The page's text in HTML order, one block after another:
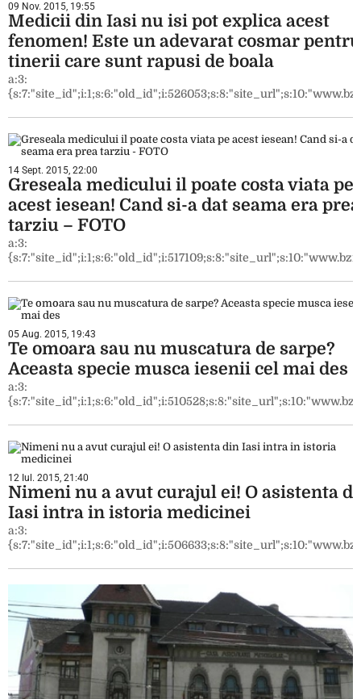
09 Nov. 2015, 19:55
Medicii din Iasi nu isi pot explica acest
fenomen! Este un adevarat cosmar pentru
tinerii care sunt rapusi de boala
a:3:
14 Sept. 2015, 22:00
Greseala medicului il poate costa viata pe
acest iesean! Cand si-a dat seama era prea
tarziu – FOTO
a:3:
05 Aug. 2015, 19:43
Te omoara sau nu muscatura de sarpe?
Aceasta specie musca iesenii cel mai des
a:3:
12 Iul. 2015, 21:40
Nimeni nu a avut curajul ei! O asistenta
Iasi intra in istoria medicinei
a:3: